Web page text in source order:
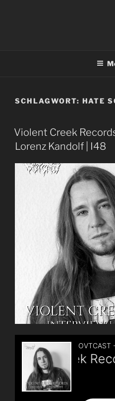
SCHLAGWORT: HATE
Violent Creek
Lorenz Kandolf | I48